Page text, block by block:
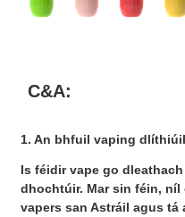
C&A:
1. An bhfuil vaping
Is féidir vape go
dhochtúir. Mar sin féin,
vapers san Astráil agus tá